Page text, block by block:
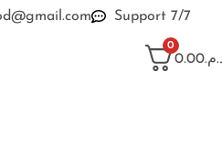
Support 7/7
0